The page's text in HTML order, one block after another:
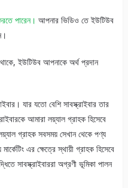
পারেন। আপনার ভিডিও তে ইউটিউব
থাকে, ইউটিউব আপনাকে অর্থ প্রদান
যার যতো বেশি সাবস্ক্রাইবার তার
আমারা লয়্যাল গ্রাহক হিসেবে
গ্রাহক সবসময় সেখান থেকে পণ্য
এর ক্ষেত্রে স্থায়ী গ্রাহক হিসেবে
সাবস্ক্রাইবাররা অগ্রণী ভূমিকা পালন